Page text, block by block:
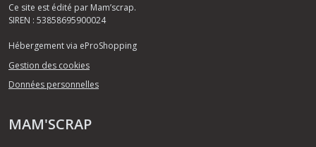
Ce site est édité par Mam’scrap.
SIREN : 53858695900024
Hébergement via eProShopping
Gestion des cookies
Données personnelles
MAM'SCRAP